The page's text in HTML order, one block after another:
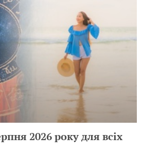
2026 року для всіх